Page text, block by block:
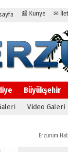
📰 Künye ✉
Büyükşehir
Video Galeri
Erzurum